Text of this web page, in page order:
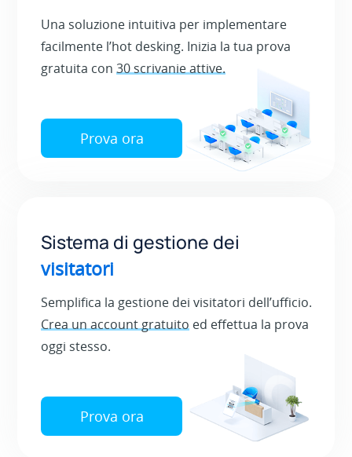
Una soluzione intuitiva per implementare
facilmente l’hot desking. Inizia la tua prova
gratuita con30 scrivanie attive.
Prova ora
Sistema di gestione dei
visitatori
Semplifica la gestione dei visitatori dell’ufficio.
Crea un account gratuito ed effettua la prova
oggi stesso.
Prova ora